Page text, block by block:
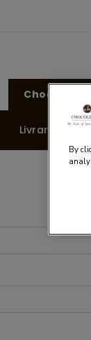
Livrare rapida
By